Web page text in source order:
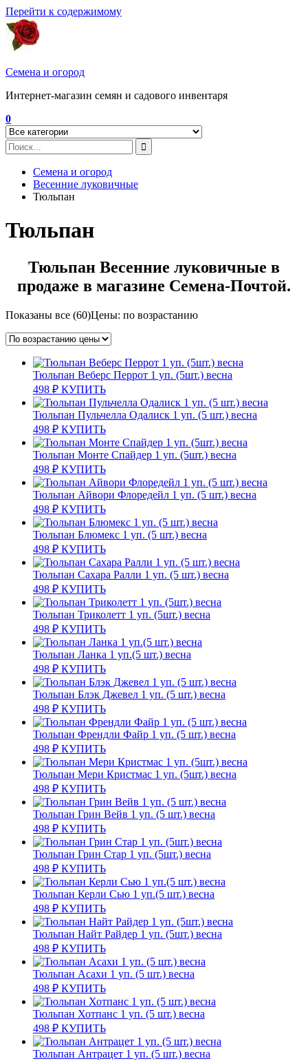
Перейти к содержимому
Семена и огород
Интернет-магазин семян и садового инвентаря
0
Семена и огород
Весенние луковичные
Тюльпан
Тюльпан
Тюльпан Весенние луковичные в
продаже в магазине Семена-Почтой.
Показаны все (60)Цены: по возрастанию
Тюльпан Веберс Перрот 1 уп. (5шт.) весна
498 ₽ КУПИТЬ
Тюльпан Пульчелла Одалиск 1 уп. (5 шт.) весна
498 ₽ КУПИТЬ
Тюльпан Монте Спайдер 1 уп. (5шт.) весна
498 ₽ КУПИТЬ
Тюльпан Айвори Флоредейл 1 уп. (5 шт.) весна
498 ₽ КУПИТЬ
Тюльпан Блюмекс 1 уп. (5 шт.) весна
498 ₽ КУПИТЬ
Тюльпан Сахара Ралли 1 уп. (5 шт.) весна
498 ₽ КУПИТЬ
Тюльпан Триколетт 1 уп. (5шт.) весна
498 ₽ КУПИТЬ
Тюльпан Ланка 1 уп.(5 шт.) весна
498 ₽ КУПИТЬ
Тюльпан Блэк Джевел 1 уп. (5 шт.) весна
498 ₽ КУПИТЬ
Тюльпан Френдли Файр 1 уп. (5 шт.) весна
498 ₽ КУПИТЬ
Тюльпан Мери Кристмас 1 уп. (5шт.) весна
498 ₽ КУПИТЬ
Тюльпан Грин Вейв 1 уп. (5 шт.) весна
498 ₽ КУПИТЬ
Тюльпан Грин Стар 1 уп. (5шт.) весна
498 ₽ КУПИТЬ
Тюльпан Керли Сью 1 уп.(5 шт.) весна
498 ₽ КУПИТЬ
Тюльпан Найт Райдер 1 уп. (5шт.) весна
498 ₽ КУПИТЬ
Тюльпан Асахи 1 уп. (5 шт.) весна
498 ₽ КУПИТЬ
Тюльпан Хотпанс 1 уп. (5 шт.) весна
498 ₽ КУПИТЬ
Тюльпан Антрацет 1 уп. (5 шт.) весна